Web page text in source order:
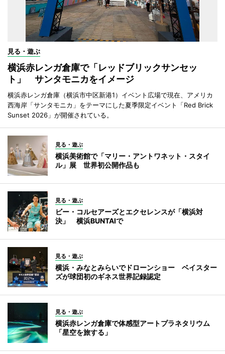
見る・遊ぶ
横浜赤レンガ倉庫で「レッドブリックサンセッ
ト」 サンタモニカをイメージ
横浜赤レンガ倉庫（横浜市中区新港1）イベント広場で現在、アメリカ
西海岸「サンタモニカ」をテーマにした夏季限定イベント「Red Brick
Sunset 2026」が開催されている。
見る・遊ぶ
横浜美術館で「マリー・アントワネット・スタイ
ル」展 世界初公開作品も
見る・遊ぶ
ビー・コルセアーズとエクセレンスが「横浜対
決」 横浜BUNTAIで
見る・遊ぶ
横浜・みなとみらいでドローンショー ベイスター
ズが球団初のギネス世界記録認定
見る・遊ぶ
横浜赤レンガ倉庫で体感型アートプラネタリウム
「星空を旅する」